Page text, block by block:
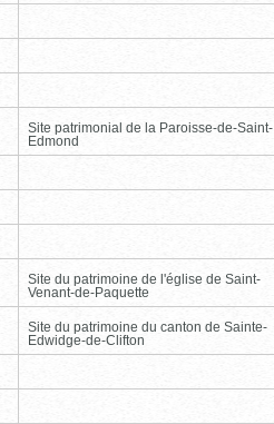
Site patrimonial de la Paroisse-de-Saint-
Edmond
Site du patrimoine de l'église de Saint-
Venant-de-Paquette
Site du patrimoine du canton de Sainte-
Edwidge-de-Clifton